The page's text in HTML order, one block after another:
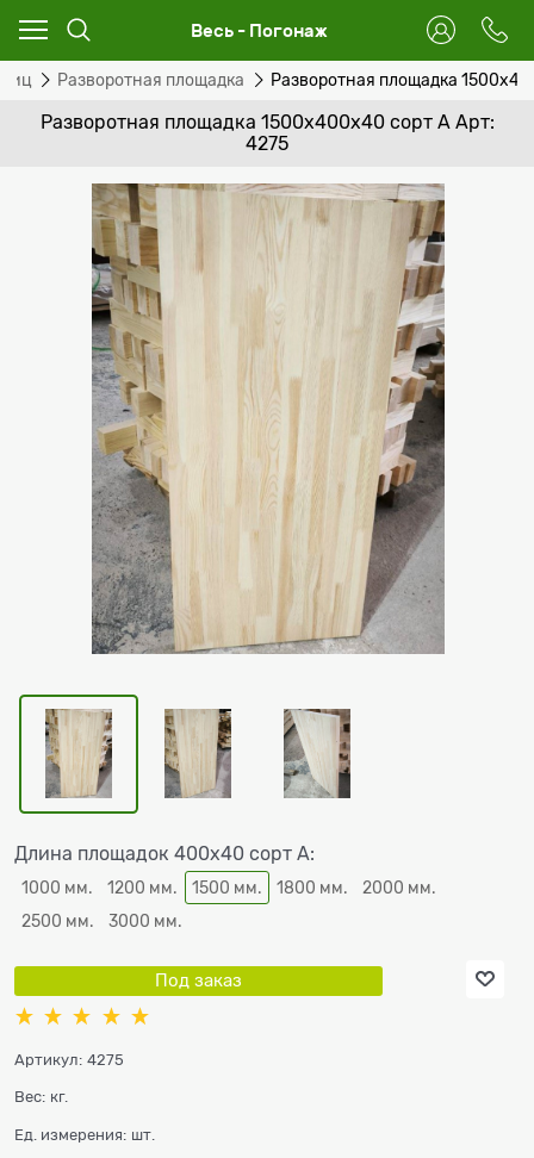
Весь - Погонаж
Разворотная площадка Разворотная площадка
Разворотная площадка 1500х400х40 сорт А Арт:
4275
Длина площадок 400х40 сорт А:
1000 мм. 1200 мм. 1500 мм. 1800 мм.
2000 мм.
2500 мм.
3000 мм.
Под заказ
Артикул: 4275
Вес: кг.
Ед. измерения: шт.